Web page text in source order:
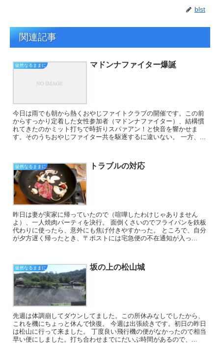
blst
関連記事
徒然なるままに マドンナファイター爆誕
今日は雨でも朝から熱くおやじファイトクラブの開催です。この前
からすっかり定着した女性参加者（マドンナファイター）、結構慣
れてきたのかミット打ちで時折りスパァアン！と快音を響かせま
す。そのうちおやじファイター共を駆逐するに違いない。 一方、...
徒然なるままに トラブルの対応
昨日は妻が実家に帰っていたので（喧嘩したわけじゃありません
よ）、一人焼肉パーティを決行。 面倒くさいのでフライパンを鉄板
代わりに使ったら、意外にも焦げ付きやすかった。 ところで、自分
が夕方遅く帰ったとき、〒ポストには宅急便の不在通知が入っ...
徒然なるままに 坂の上の松山城
先週は体調崩してダウンしてました。この所休みなしでしたから、
これを機にちょっと休んで快復。 今週は出張続きです。初日の昨日
は松山に行って来ました。 丁度良い飛行機の便がなかったので相当
早い便にしました。打ち合わせまでにだいぶ時間があるので、...